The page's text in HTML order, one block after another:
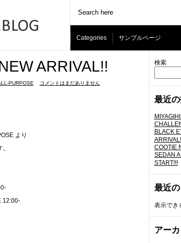
Categories サンプルページ
検索
最近
BLACK
COOTIE
SEDAN
START!!!
最近
表示でき
アー
ARRIVAL!!
PURPOSE ˑ コメントはまだありません
より
12:00-